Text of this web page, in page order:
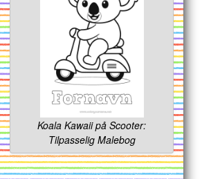
Koala Kawaii på Scooter:
Tilpasselig Malebog